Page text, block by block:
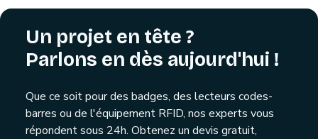
Un projet en tête ?
Parlons en dès aujourd'hui !
Que ce soit pour des badges, des lecteurs codes-
barres ou de l'équipement RFID, nos experts vous
répondent sous 24h. Obtenez un devis gratuit,